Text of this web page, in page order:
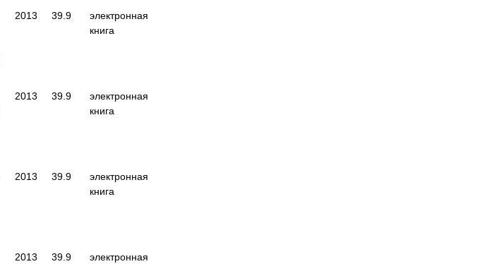
2013 39.9
электронная
книга
2013 39.9
электронная
книга
2013 39.9
электронная
книга
2013 39.9
электронная